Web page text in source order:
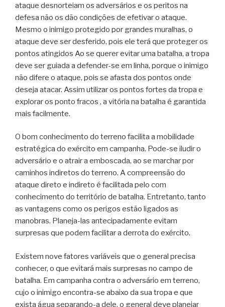
ataque desnorteiam os adversários e os peritos na
defesa não os dão condições de efetivar o ataque.
Mesmo o inimigo protegido por grandes muralhas, o
ataque deve ser desferido, pois ele terá que proteger os
pontos atingidos Ao se querer evitar uma batalha, a tropa
deve ser guiada a defender-se em linha, porque o inimigo
não difere o ataque, pois se afasta dos pontos onde
deseja atacar. Assim utilizar os pontos fortes da tropa e
explorar os ponto fracos , a vitória na batalha é garantida
mais facilmente.
O bom conhecimento do terreno facilita a mobilidade
estratégica do exército em campanha. Pode-se iludir o
adversário e o atrair a emboscada, ao se marchar por
caminhos indiretos do terreno. A compreensão do
ataque direto e indireto é facilitada pelo com
conhecimento do território de batalha. Entretanto, tanto
as vantagens como os perigos estão ligados as
manobras. Planeja-las antecipadamente evitam
surpresas que podem facilitar a derrota do exército.
Existem nove fatores variáveis que o general precisa
conhecer, o que evitará mais surpresas no campo de
batalha. Em campanha contra o adversário em terreno,
cujo o inimigo encontra-se abaixo da sua tropa e que
exista água separando-a dele, o general deve planejar